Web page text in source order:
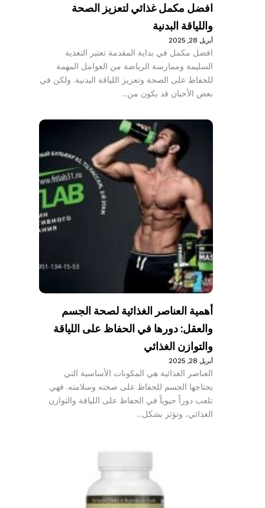
افضل مكمل غذائي لتعزيز الصحة
واللياقة البدنية
أبريل 28, 2025
افضل مكمل في بداية المقدمة تعتبر التغذية
السليمة وممارسة الرياضة من العوامل المهمة
للحفاظ على الصحة وتعزيز اللياقة البدنية. ولكن في
بعض الأحيان قد يكون من…
أهمية العناصر الغذائية لصحة الجسم
والعقل: دورها في الحفاظ على اللياقة
والتوازن الغذائي
أبريل 28, 2025
العناصر الغذائية هي المكونات الأساسية التي
يحتاجها الجسم للحفاظ على صحته وسلامته. فهي
تلعب دوراً حيوياً في الحفاظ على اللياقة والتوازن
الغذائي، وتؤثر بشكل…